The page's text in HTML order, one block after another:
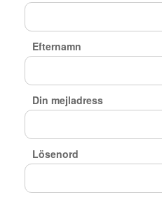
Efternamn
Din mejladress
Lösenord